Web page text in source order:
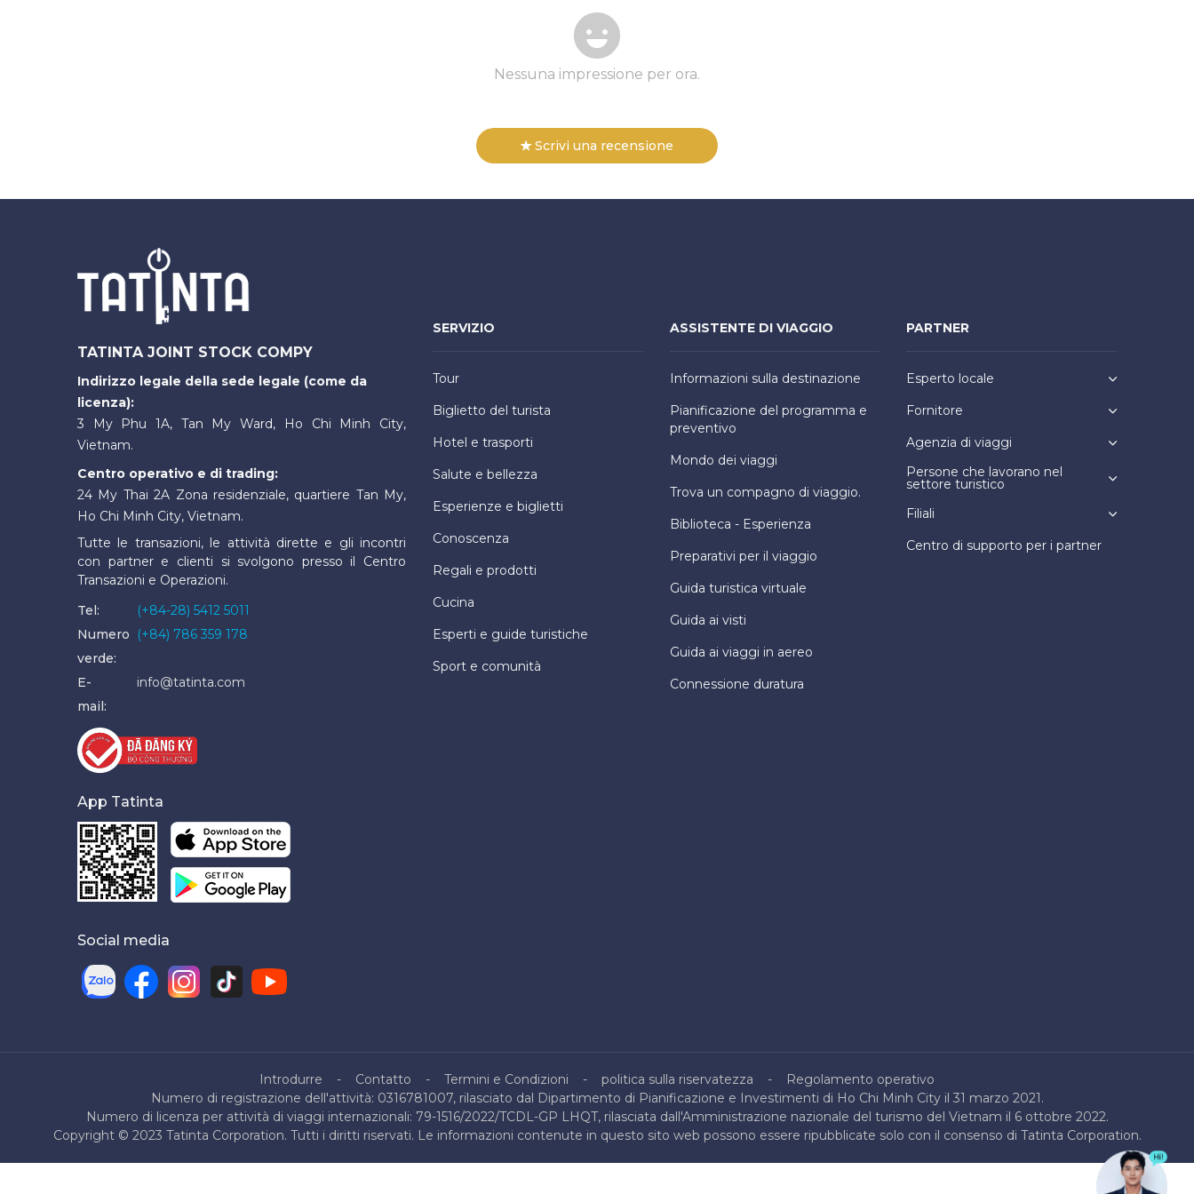
Nessuna impressione per ora.
Scrivi una recensione
TATINTA JOINT STOCK COMPY
Indirizzo legale della sede legale (come da
licenza):
3 My Phu 1A, Tan My Ward, Ho Chi Minh City,
Vietnam.
Centro operativo e di trading:
24 My Thai 2A Zona residenziale, quartiere Tan My,
Ho Chi Minh City, Vietnam.
Tutte le transazioni, le attività dirette e gli incontri
con partner e clienti si svolgono presso il Centro
Transazioni e Operazioni.
Tel:
(+84-28) 5412 5011
Numero
verde:
(+84) 786 359 178
E-
mail:
info@tatinta.com
App Tatinta
Social media
SERVIZIO
Tour
Biglietto del turista
Hotel e trasporti
Salute e bellezza
Esperienze e biglietti
Conoscenza
Regali e prodotti
Cucina
Esperti e guide turistiche
Sport e comunità
ASSISTENTE DI VIAGGIO
Informazioni sulla destinazione
Pianificazione del programma e
preventivo
Mondo dei viaggi
Trova un compagno di viaggio.
Biblioteca - Esperienza
Preparativi per il viaggio
Guida turistica virtuale
Guida ai visti
Guida ai viaggi in aereo
Connessione duratura
PARTNER
Esperto locale
Fornitore
Agenzia di viaggi
Persone che lavorano nel
settore turistico
Filiali
Centro di supporto per i partner
Introdurre Contatto Termini e Condizioni politica sulla riservatezza
Regolamento operativo
Numero di registrazione dell'attività: 0316781007, rilasciato dal Dipartimento di Pianificazione e Investimenti di Ho Chi Minh City il 31 marzo 2021.
Numero di licenza per attività di viaggi internazionali: 79-1516/2022/TCDL-GP LHQT, rilasciata dall'Amministrazione nazionale del turismo del Vietnam il 6 ottobre 2022.
Copyright © 2023 Tatinta Corporation. Tutti i diritti riservati. Le informazioni contenute in questo sito web possono essere ripubblicate solo con il consenso di Tatinta Corporation.